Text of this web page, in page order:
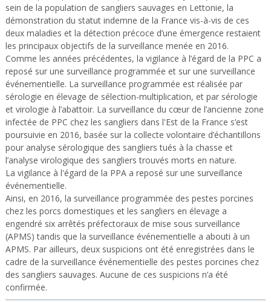
sein de la population de sangliers sauvages en Lettonie, la
démonstration du statut indemne de la France vis-à-vis de ces
deux maladies et la détection précoce d’une émergence restaient
les principaux objectifs de la surveillance menée en 2016.
Comme les années précédentes, la vigilance à l’égard de la PPC a
reposé sur une surveillance programmée et sur une surveillance
événementielle. La surveillance programmée est réalisée par
sérologie en élevage de sélection-multiplication, et par sérologie
et virologie à l’abattoir. La surveillance du cœur de l’ancienne zone
infectée de PPC chez les sangliers dans l'Est de la France s’est
poursuivie en 2016, basée sur la collecte volontaire d’échantillons
pour analyse sérologique des sangliers tués à la chasse et
l’analyse virologique des sangliers trouvés morts en nature.
La vigilance à l'égard de la PPA a reposé sur une surveillance
événementielle.
Ainsi, en 2016, la surveillance programmée des pestes porcines
chez les porcs domestiques et les sangliers en élevage a
engendré six arrêtés préfectoraux de mise sous surveillance
(APMS) tandis que la surveillance événementielle a abouti à un
APMS. Par ailleurs, deux suspicions ont été enregistrées dans le
cadre de la surveillance événementielle des pestes porcines chez
des sangliers sauvages. Aucune de ces suspicions n’a été
confirmée.